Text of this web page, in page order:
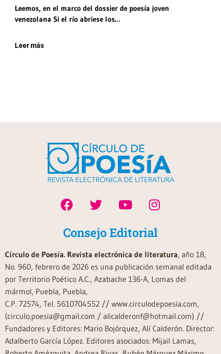
Leemos, en el marco del dossier de poesía joven
venezolana Si el río abriese los…
Leer más
Consejo Editorial
Círculo de Poesía. Revista electrónica de literatura, año 18,
No. 960, febrero de 2026 es una publicación semanal editada
por Territorio Poético A.C., Azabache 136-A, Lomas del
mármol, Puebla, Puebla,
C.P. 72574, Tel. 5610704552 // www.circulodepoesia.com,
(circulo.poesia@gmail.com / alicalderonf@hotmail.com) //
Fundadores y Editores: Mario Bojórquez, Alí Calderón. Director:
Adalberto García López. Editores asociados: Mijail Lamas,